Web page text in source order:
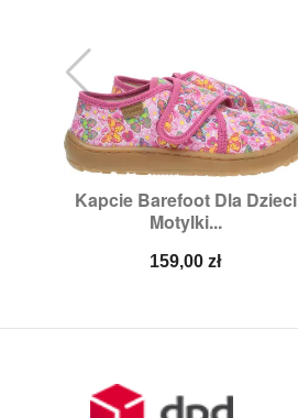
Kapcie Barefoot Dla Dzieci
Motylki...
Cena
159,00 zł
 Szybki podgląd
Rozmiary:25,26,27,